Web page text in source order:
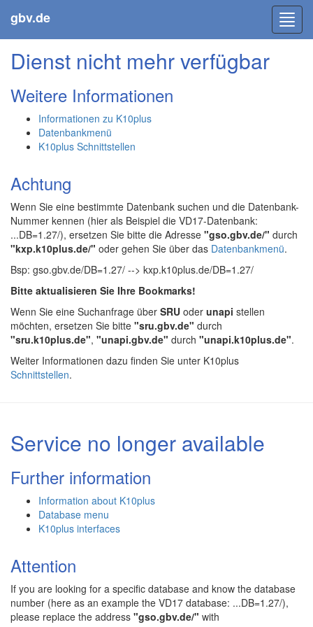
gbv.de
Dienst nicht mehr verfügbar
Weitere Informationen
Informationen zu K10plus
Datenbankmenü
K10plus Schnittstellen
Achtung
Wenn Sie eine bestimmte Datenbank suchen und die Datenbank-
Nummer kennen (hier als Beispiel die VD17-Datenbank:
...DB=1.27/), ersetzen Sie bitte die Adresse "gso.gbv.de/" durch
"kxp.k10plus.de/" oder gehen Sie über das Datenbankmenü.
Bsp: gso.gbv.de/DB=1.27/ --> kxp.k10plus.de/DB=1.27/
Bitte aktualisieren Sie Ihre Bookmarks!
Wenn Sie eine Suchanfrage über SRU oder unapi stellen
möchten, ersetzen Sie bitte "sru.gbv.de" durch
"sru.k10plus.de", "unapi.gbv.de" durch "unapi.k10plus.de".
Weiter Informationen dazu finden Sie unter K10plus
Schnittstellen.
Service no longer available
Further information
Information about K10plus
Database menu
K10plus interfaces
Attention
If you are looking for a specific database and know the database
number (here as an example the VD17 database: ...DB=1.27/),
please replace the address "gso.gbv.de/" with